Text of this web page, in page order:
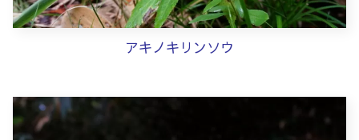
アキノキリンソウ